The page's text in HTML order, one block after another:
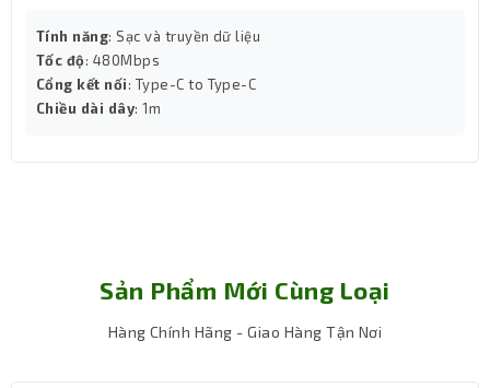
Tính năng: Sạc và truyền dữ liệu
Tốc độ: 480Mbps
Cổng kết nối: Type-C to Type-C
Chiều dài dây: 1m
Sản Phẩm Mới Cùng Loại
Hàng Chính Hãng - Giao Hàng Tận Nơi